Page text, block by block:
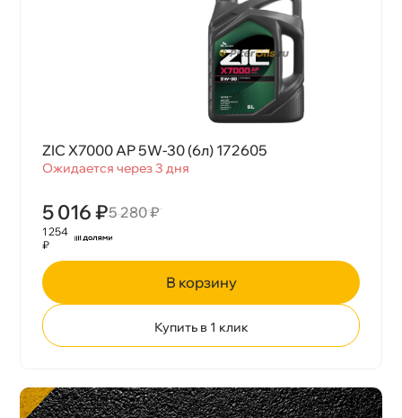
ZIC X7000 AP 5W-30 (6л) 172605
Ожидается через 3 дня
5 016 ₽5 280 ₽
1 254
₽
корзину
Купить в 1 клик